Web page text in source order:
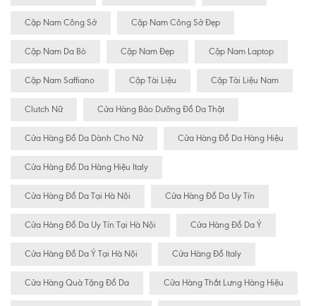
Cặp Nam Công Sở Cặp Nam Công Sở Đẹp
Cặp Nam Da Bò Cặp Nam Đẹp Cặp Nam Laptop
Cặp Nam Saffiano Cặp Tài Liệu Cặp Tài Liệu Nam
Clutch Nữ Cửa Hàng Bảo Dưỡng Đồ Da Thật
Cửa Hàng Đồ Da Dành Cho Nữ Cửa Hàng Đồ Da Hàng Hiệu
Cửa Hàng Đồ Da Hàng Hiệu Italy
Cửa Hàng Đồ Da Tại Hà Nội Cửa Hàng Đồ Da Uy Tín
Cửa Hàng Đồ Da Uy Tín Tại Hà Nội Cửa Hàng Đồ Da Ý
Cửa Hàng Đồ Da Ý Tại Hà Nội Cửa Hàng Đồ Italy
Cửa Hàng Quà Tặng Đồ Da Cửa Hàng Thắt Lưng Hàng Hiệu